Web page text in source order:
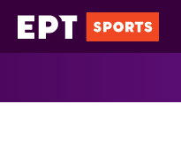
Μετάβαση
σε